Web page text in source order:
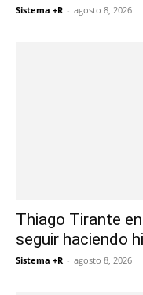
Sistema +R - agosto 8, 2026
Thiago Tirante
seguir haciendo
Sistema +R - agosto 8, 2026